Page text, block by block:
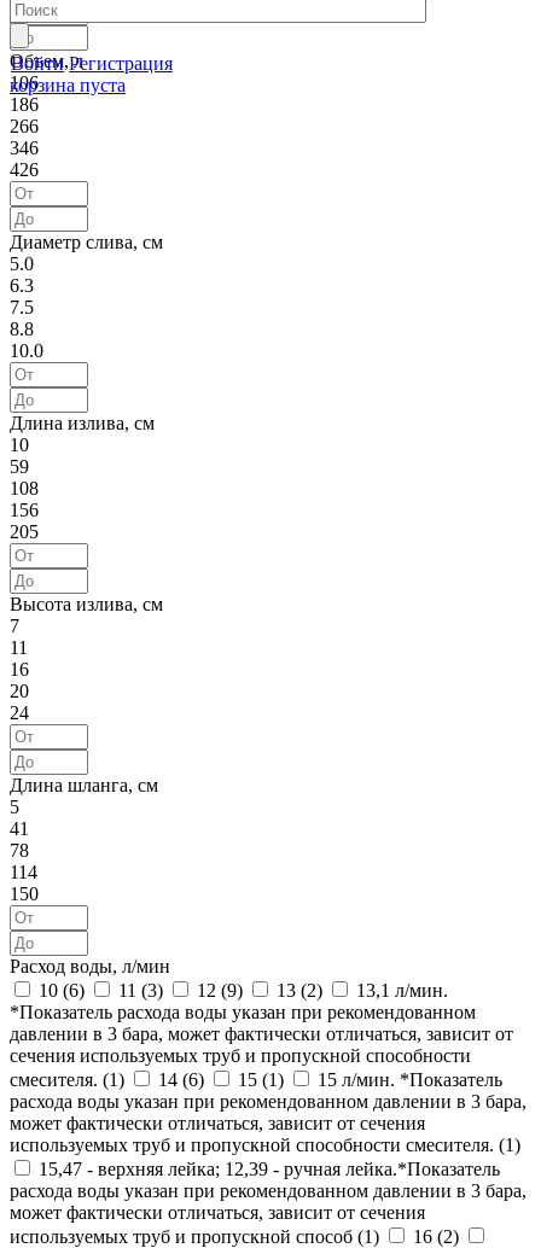
Войти Регистрация
корзина пуста
Объем, л
106
186
266
346
426
Диаметр слива, см
5.0
6.3
7.5
8.8
10.0
Длина излива, см
10
59
108
156
205
Высота излива, см
7
11
16
20
24
Длина шланга, см
5
41
78
114
150
Расход воды, л/мин
10 (6) 11 (3) 12 (9) 13 (2)
13,1 л/мин.
*Показатель расхода воды указан при рекомендованном
давлении в 3 бара, может фактически отличаться, зависит от
сечения используемых труб и пропускной способности
смесителя. (1) 14 (6) 15 (1)
15 л/мин. *Показатель
расхода воды указан при рекомендованном давлении в 3 бара,
может фактически отличаться, зависит от сечения
используемых труб и пропускной способности смесителя. (1)
15,47 - верхняя лейка; 12,39 - ручная лейка.*Показатель
расхода воды указан при рекомендованном давлении в 3 бара,
может фактически отличаться, зависит от сечения
используемых труб и пропускной способ (1) 16 (2)